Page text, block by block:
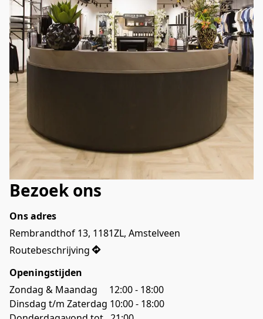
Bezoek ons
Ons adres
Rembrandthof 13, 1181ZL, Amstelveen
Routebeschrijving
Openingstijden
Zondag & Maandag     12:00 - 18:00
Dinsdag t/m Zaterdag 10:00 - 18:00